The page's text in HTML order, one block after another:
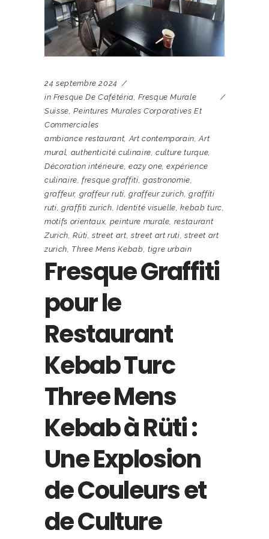
24 septembre 2024
in Fresque De Cafétéria,Fresque Murale
Suisse,Peintures Murales Corporatives Et
Commerciales
ambiance restaurant,Art contemporain,Art
mural, authenticité culinaire,culture turque,
Décoration intérieure, eazy one,expérience
culinaire,fresque graffiti, gastronomie,
graffeur, graffeur ruti,graffeur zurich,graffiti
ruti, graffiti zurich, Identité visuelle,kebab turc,
motifs orientaux, peinture murale, restaurant
Zurich,Rüti,street art, street art ruti,street art
zurich, Three Mens Kebab, tigre urbain
Fresque Graffiti
pour le
Restaurant
Kebab Turc
Three Mens
Kebab à Rüti :
Une Explosion
de Couleurs et
de Culture